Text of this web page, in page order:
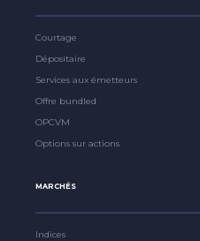
Courtage
Dépositaire
Services aux émetteurs
Offre bundled
OPCVM
Options sur actions
MARCHÉS
Indices